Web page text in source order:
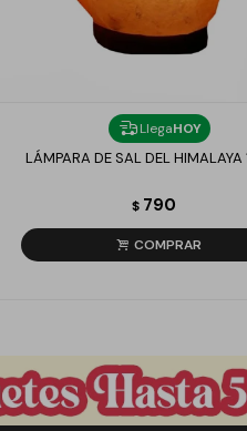
LlegaHOY
LÁMPARA DE SAL DEL HIMALAYA
$ 790